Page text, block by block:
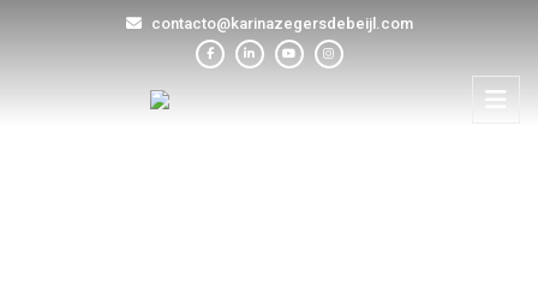
contacto@karinazegersdebeijl.com